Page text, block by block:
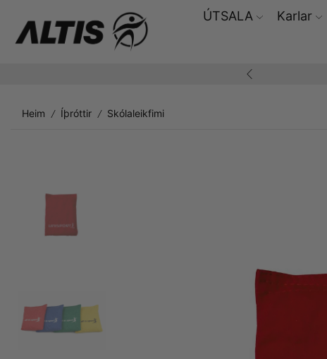
ÚTSALA Karlar
Heim / Íþróttir / Skólaleikfimi